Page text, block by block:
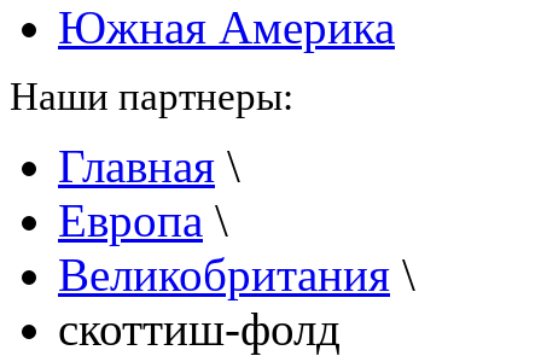
Южная Америка
Наши партнеры:
Главная \
Европа \
Великобритания \
скоттиш-фолд